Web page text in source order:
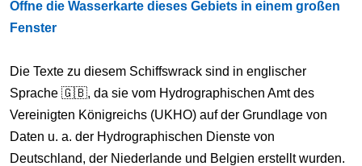
Öffne die Wasserkarte dieses Gebiets in einem großen
Fenster
Die Texte zu diesem Schiffswrack sind in englischer
Sprache 🇬🇧, da sie vom Hydrographischen Amt des
Vereinigten Königreichs (UKHO) auf der Grundlage von
Daten u. a. der Hydrographischen Dienste von
Deutschland, der Niederlande und Belgien erstellt wurden.